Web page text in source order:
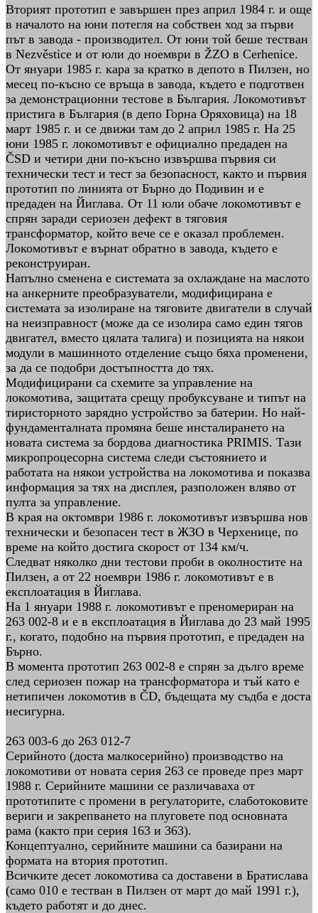
Вторият прототип е завършен през април 1984 г. и още
в началото на юни потегля на собствен ход за първи
път в завода - производител. От юни той беше тестван
в Nezvěstice и от юли до ноември в ŽZO в Cerhenice.
От януари 1985 г. кара за кратко в депото в Пилзен, но
месец по-късно се връща в завода, където е подготвен
за демонстрационни тестове в България. Локомотивът
пристига в България (в депо Горна Оряховица) на 18
март 1985 г. и се движи там до 2 април 1985 г. На 25
юни 1985 г. локомотивът е официално предаден на
ČSD и четири дни по-късно извършва първия си
технически тест и тест за безопасност, както и първия
прототип по линията от Бърно до Подивин и е
предаден на Йиглава. От 11 юли обаче локомотивът е
спрян заради сериозен дефект в тяговия
трансформатор, който вече се е оказал проблемен.
Локомотивът е върнат обратно в завода, където е
реконструиран.
Напълно сменена е системата за охлаждане на маслото
на анкерните преобразуватели, модифицирана е
системата за изолиране на тяговите двигатели в случай
на неизправност (може да се изолира само един тягов
двигател, вместо цялата талига) и позицията на някои
модули в машинното отделение също бяха променени,
за да се подобри достъпността до тях.
Модифицирани са схемите за управление на
локомотива, защитата срещу пробуксуване и типът на
тиристорното зарядно устройство за батерии. Но най-
фундаменталната промяна беше инсталирането на
новата система за бордова диагностика PRIMIS. Тази
микропроцесорна система следи състоянието и
работата на някои устройства на локомотива и показва
информация за тях на дисплея, разположен вляво от
пулта за управление.
В края на октомври 1986 г. локомотивът извършва нов
технически и безопасен тест в ЖЗО в Черхенице, по
време на който достига скорост от 134 км/ч.
Следват няколко дни тестови проби в околностите на
Пилзен, а от 22 ноември 1986 г. локомотивът е в
експлоатация в Йиглава.
На 1 януари 1988 г. локомотивът е преномериран на
263 002-8 и е в експлоатация в Йиглава до 23 май 1995
г., когато, подобно на първия прототип, е предаден на
Бърно.
В момента прототип 263 002-8 е спрян за дълго време
след сериозен пожар на трансформатора и тъй като е
нетипичен локомотив в ČD, бъдещата му съдба е доста
несигурна.
263 003-6 до 263 012-7
Серийното (доста малкосерийно) производство на
локомотиви от новата серия 263 се проведе през март
1988 г. Серийните машини се различаваха от
прототипите с промени в регулаторите, слаботоковите
вериги и закрепването на плуговете под основната
рама (както при серия 163 и 363).
Концептуално, серийните машини са базирани на
формата на втория прототип.
Всичките десет локомотива са доставени в Братислава
(само 010 е тестван в Пилзен от март до май 1991 г.),
където работят и до днес.